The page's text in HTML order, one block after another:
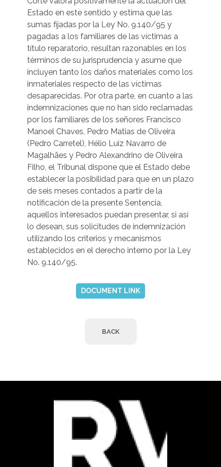
Estado en este sentido y estima que las
sumas fijadas por la Ley No. 9.140/95 y
pagadas a los familiares de las víctimas a
título reparatorio, resultan razonables en los
términos de su jurisprudencia y asume que
incluyen tanto los daños materiales como los
inmateriales respecto de las víctimas
desaparecidas. Por otra parte, en cuanto a las
indemnizaciones que no han sido reclamadas
por los familiares de los señores Francisco
Manoel Chaves, Pedro Matias de Oliveira
(Pedro Carretel), Hélio Luiz Navarro de
Magalhães y Pedro Alexandrino de Oliveira
Filho, el Tribunal dispone que el Estado debe
establecer la posibilidad para que en un plazo
de seis meses contados a partir de la
notificación de la presente Sentencia,
aquellos interesados puedan presentar, si así
lo desean, sus solicitudes de indemnización
utilizando los criterios y mecanismos
establecidos en el derecho interno por la Ley
No. 9.140/95.
DOCUMENT LINK